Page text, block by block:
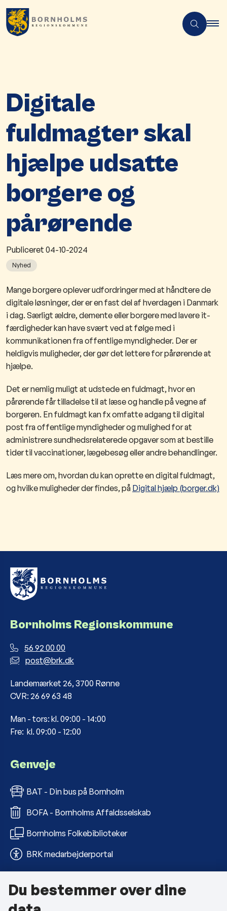
Digitale
fuldmagter skal
hjælpe udsatte
borgere og
pårørende
Publiceret 04-10-2024
Nyhed
Mange borgere oplever udfordringer med at håndtere de
digitale løsninger, der er en fast del af hverdagen i Danmark
i dag. Særligt ældre, demente eller borgere med lavere it-
færdigheder kan have svært ved at følge med i
kommunikationen fra offentlige myndigheder. Der er
heldigvis muligheder, der gør det lettere for pårørende at
hjælpe.
Det er nemlig muligt at udstede en fuldmagt, hvor en
pårørende får tilladelse til at læse og handle på vegne af
borgeren. En fuldmagt kan fx omfatte adgang til digital
post fra offentlige myndigheder og mulighed for at
administrere sundhedsrelaterede opgaver som at bestille
tider til vaccinationer, lægebesøg eller andre behandlinger.
Læs mere om, hvordan du kan oprette en digital fuldmagt,
og hvilke muligheder der findes, på Digital hjælp (borger.dk)
Bornholms Regionskommune
56 92 00 00
post@brk.dk
Landemærket 26, 3700 Rønne
CVR: 26 69 63 48
Man - tors: kl. 09:00 - 14:00
Fre: kl. 09:00 - 12:00
Genveje
BAT - Din bus på Bornholm
BOFA - Bornholms Affaldsselskab
Bornholms Folkebiblioteker
BRK medarbejderportal
Om kommunen
Du bestemmer over dine